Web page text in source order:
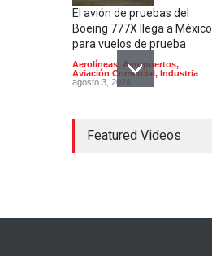
El avión de pruebas del
Boeing 777X llega a México
para vuelos de prueba
Aerolíneas, Aeropuertos,
Aviación Comercial , Industria
agosto 3, 2024
Guadalajara inaugura una
Featured Videos